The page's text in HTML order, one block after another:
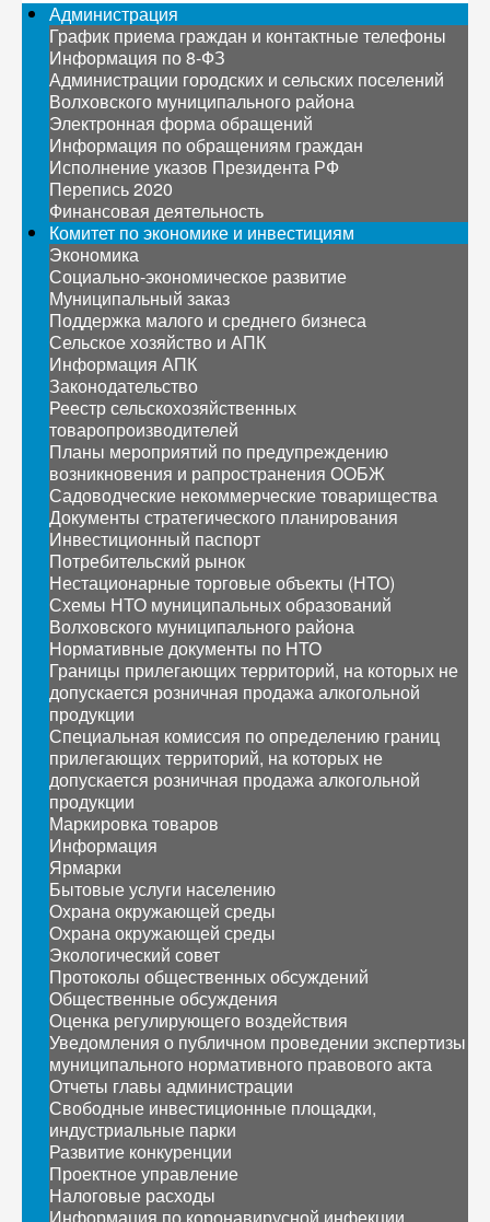
Администрация
График приема граждан и контактные телефоны
Информация по 8-ФЗ
Администрации городских и сельских поселений
Волховского муниципального района
Электронная форма обращений
Информация по обращениям граждан
Исполнение указов Президента РФ
Перепись 2020
Финансовая деятельность
Комитет по экономике и инвестициям
Экономика
Социально-экономическое развитие
Муниципальный заказ
Поддержка малого и среднего бизнеса
Сельское хозяйство и АПК
Информация АПК
Законодательство
Реестр сельскохозяйственных
товаропроизводителей
Планы мероприятий по предупреждению
возникновения и рапространения ООБЖ
Садоводческие некоммерческие товарищества
Документы стратегического планирования
Инвестиционный паспорт
Потребительский рынок
Нестационарные торговые объекты (НТО)
Схемы НТО муниципальных образований
Волховского муниципального района
Нормативные документы по НТО
Границы прилегающих территорий, на которых не
допускается розничная продажа алкогольной
продукции
Специальная комиссия по определению границ
прилегающих территорий, на которых не
допускается розничная продажа алкогольной
продукции
Маркировка товаров
Информация
Ярмарки
Бытовые услуги населению
Охрана окружающей среды
Охрана окружающей среды
Экологический совет
Протоколы общественных обсуждений
Общественные обсуждения
Оценка регулирующего воздействия
Уведомления о публичном проведении экспертизы
муниципального нормативного правового акта
Отчеты главы администрации
Свободные инвестиционные площадки,
индустриальные парки
Развитие конкуренции
Проектное управление
Налоговые расходы